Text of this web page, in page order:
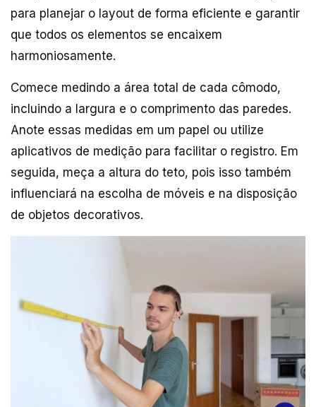
para planejar o layout de forma eficiente e garantir
que todos os elementos se encaixem
harmoniosamente.
Comece medindo a área total de cada cômodo,
incluindo a largura e o comprimento das paredes.
Anote essas medidas em um papel ou utilize
aplicativos de medição para facilitar o registro. Em
seguida, meça a altura do teto, pois isso também
influenciará na escolha de móveis e na disposição
de objetos decorativos.